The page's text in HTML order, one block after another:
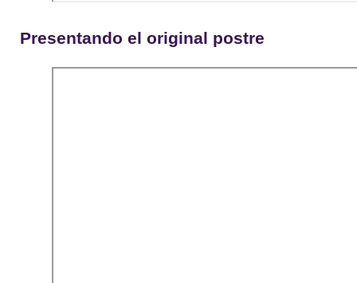
Presentando el original postre